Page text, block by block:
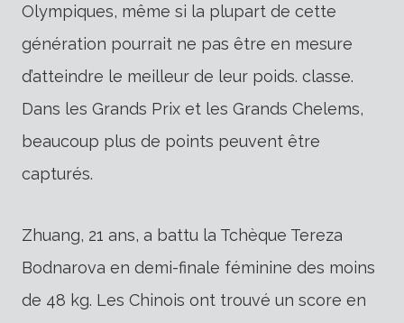
Olympiques, même si la plupart de cette
génération pourrait ne pas être en mesure
d’atteindre le meilleur de leur poids. classe.
Dans les Grands Prix et les Grands Chelems,
beaucoup plus de points peuvent être
capturés.
Zhuang, 21 ans, a battu la Tchèque Tereza
Bodnarova en demi-finale féminine des moins
de 48 kg. Les Chinois ont trouvé un score en